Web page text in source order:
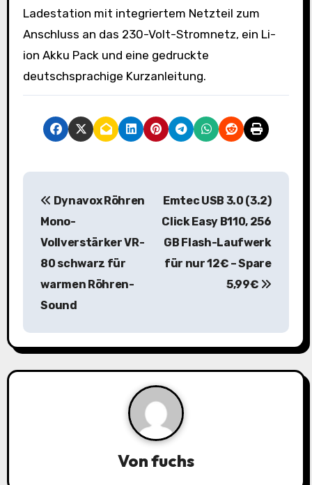
Ladestation mit integriertem Netzteil zum
Anschluss an das 230-Volt-Stromnetz, ein Li-
ion Akku Pack und eine gedruckte
deutschsprachige Kurzanleitung.
B
a
g
Dynavox Röhren
Mono-
Vollverstärker VR-
80 schwarz für
warmen Röhren-
Sound
Emtec USB 3.0 (3.2)
Click Easy B110, 256
GB Flash-Laufwerk
für nur 12€ – Spare
5,99€
Vonfuchs